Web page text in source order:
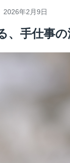
2026年2月9日
、手仕事の